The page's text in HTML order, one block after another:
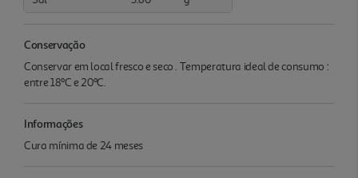
Conservação
Conservar em local fresco e seco . Temperatura ideal de consumo :
entre 18ºC e 20ºC.
Informações
Cura mínima de 24 meses